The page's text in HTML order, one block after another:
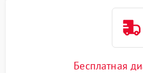
Бесплатная